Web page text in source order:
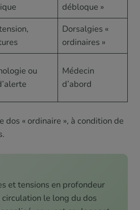
débloque »
Dorsalgies «
ordinaires »
ou
Médecin
d’abord
dos « ordinaire », à condition de
et tensions en profondeur
circulation le long du dos